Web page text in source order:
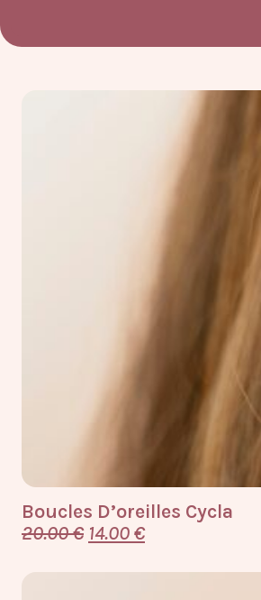
Boucles D’oreilles Cycla
20.00€ 14.00€